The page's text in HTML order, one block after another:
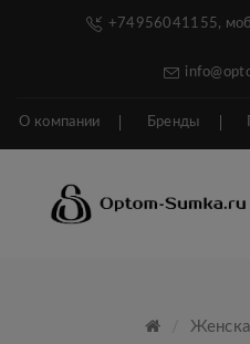
+74956041155,
О компании Бренды